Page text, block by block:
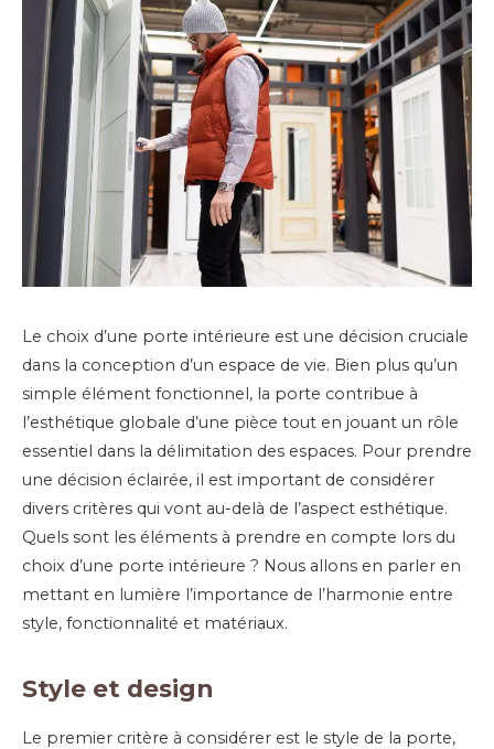
Le choix d’une porte intérieure est une décision cruciale
dans la conception d’un espace de vie. Bien plus qu’un
simple élément fonctionnel, la porte contribue à
l’esthétique globale d’une pièce tout en jouant un rôle
essentiel dans la délimitation des espaces. Pour prendre
une décision éclairée, il est important de considérer
divers critères qui vont au-delà de l’aspect esthétique.
Quels sont les éléments à prendre en compte lors du
choix d’une porte intérieure ? Nous allons en parler en
mettant en lumière l’importance de l’harmonie entre
style, fonctionnalité et matériaux.
Style et design
Le premier critère à considérer est le style de la porte,